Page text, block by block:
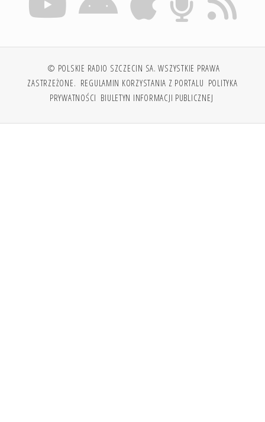
© POLSKIE RADIO SZCZECIN SA. WSZYSTKIE PRAWA
ZASTRZEŻONE. REGULAMIN KORZYSTANIA Z PORTALU POLITYKA
PRYWATNOŚCI BIULETYN INFORMACJI PUBLICZNEJ